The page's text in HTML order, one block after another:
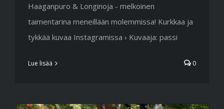
Haaganpuro & Longinoja - melkoinen
taimentarina meneillään molemmissa! Kurkkaa ja
tykkää kuvaa Instagramissa › Kuvaaja: passi
Lue lisää 0